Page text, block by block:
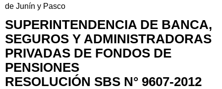
de Junín y Pasco
SUPERINTENDENCIA DE BANCA,
SEGUROS Y ADMINISTRADORAS
PRIVADAS DE FONDOS DE
PENSIONES
RESOLUCIÓN SBS N° 9607-2012